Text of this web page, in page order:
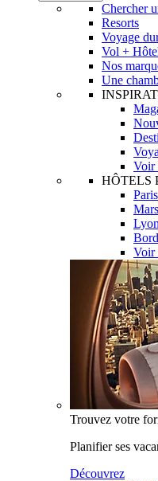
Chercher
Resorts
Voyage
Vol +
Nos
Une
Voir
HÔTELS
Paris
Lyon
Voir
Trouvez votre
Planifier ses
Découvrez